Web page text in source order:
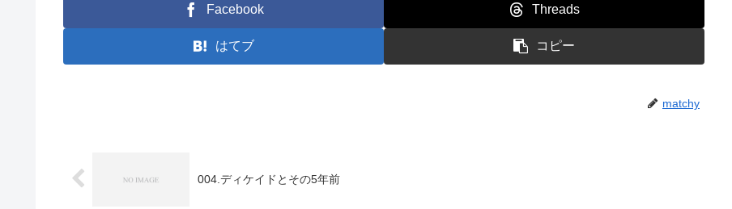
い。
Facebook Threads
はてブ コピー
matchy
004.ディケイドとその5年前